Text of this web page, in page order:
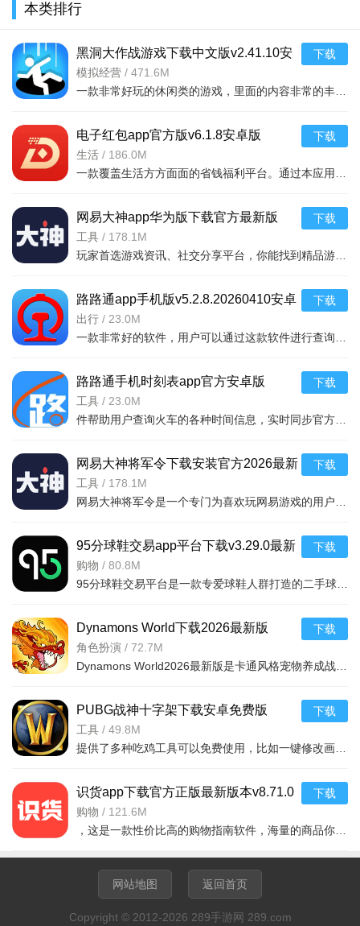
料，双重把关确保用户资料真实。
3、AI话术推荐功能直击“聊天难”的痛点，尤其适合不擅长社
交或婚恋经验较少的用户，通过模板化但个性化的回复，帮助用
户打破沟通壁垒。
软件优势：
1、平台定位“以结婚为目的”，用户群体均为严肃婚恋需求
者，无泛社交类软件的“玩票”用户，减少时间浪费，寻爱效率远
2、多重认证+人工审核+举报拉黑功能，构建了完整的安全体
系，用户无需担心遇到虚假身份或不良用户，可安心投入交友。
用户的主观选择，匹配结果与用户需求的契合度高。
本类排行
黑洞大作战游戏下载中文版v2.41.10安
卓版
模拟经营 / 471.6M
下载
电子红包app官方版v6.1.8安卓版
生活 / 186.0M
下载
网易大神app华为版下载官方最新版
v4.15.0华为版
工具 / 178.1M
下载
路路通app手机版v5.2.8.20260410安卓
版
出行 / 23.0M
下载
路路通手机时刻表app官方安卓版
v5.2.8.20260410安卓版
工具 / 23.0M
下载
网易大神将军令下载安装官方2026最新
版v4.15.0安卓版
工具 / 178.1M
下载
95分球鞋交易app平台下载v3.29.0最新
版
购物 / 80.8M
下载
Dynamons World下载2026最新版
v1.12.62 安卓版
角色扮演 / 72.7M
下载
PUBG战神十字架下载安卓免费版
v7.68.0安卓免费版
工具 / 49.8M
下载
识货app下载官方正版最新版本v8.71.0
安卓版
购物 / 121.6M
下载
网站地图 返回首页
Copyright © 2012-2026 289手游网 289.com